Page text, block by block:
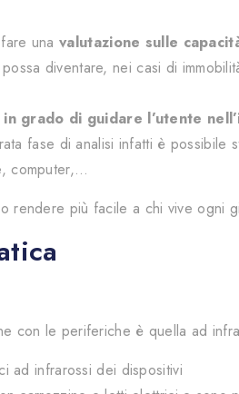
fare unavalutazione sulle
diventare, nei casi di
grado di guidare l’utente
fase di analisi infatti è
computer,…
rendere più facile a chi vive ogni
con le periferiche è quella ad
ad infrarossi dei dispositivi